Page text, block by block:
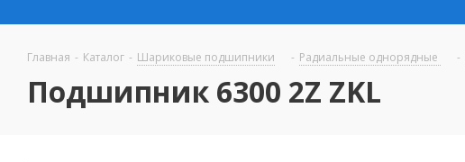
Главная - Каталог - Шариковые подшипники - Радиальные однорядные -
Подшипник 6300 2Z ZKL